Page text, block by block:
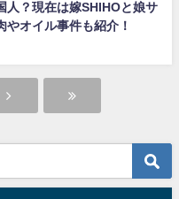
人？現在は嫁SHIHOと娘サ
やオイル事件も紹介！